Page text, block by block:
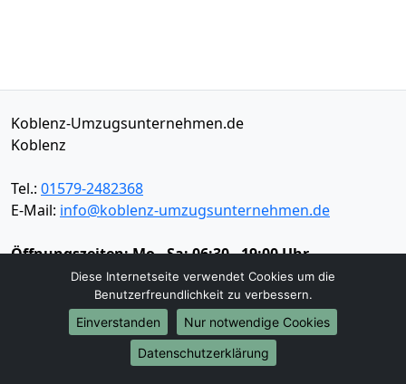
Koblenz-Umzugsunternehmen.de
Koblenz
Tel.: 01579-2482368
E-Mail: info@koblenz-umzugsunternehmen.de
Öffnungszeiten:Mo - Sa: 06:30 - 19:00 Uhr
Datenschutz
Diese Internetseite verwendet Cookies um die
Benutzerfreundlichkeit zu verbessern.
Einverstanden
Nur notwendige Cookies
Datenschutzerklärung